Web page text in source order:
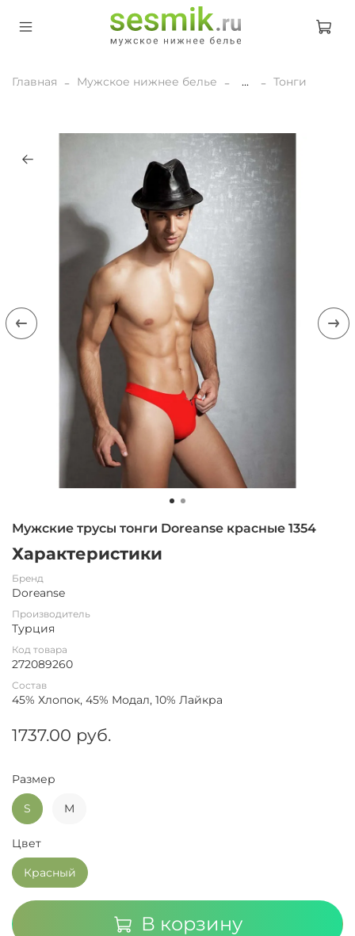
Главная Мужское нижнее белье ... Тонги
Мужские трусы тонги Doreanse красные 1354
Характеристики
Бренд
Doreanse
Производитель
Турция
Код товара
272089260
Состав
45% Хлопок, 45% Модал, 10% Лайкра
1737.00 руб.
В корзину
Размер
S M
Цвет
Красный